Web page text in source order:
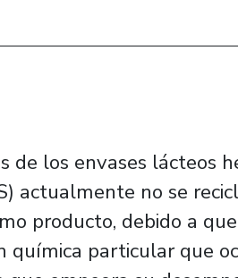
de los envases lácteos
actualmente no se
producto, debido a
química particular que